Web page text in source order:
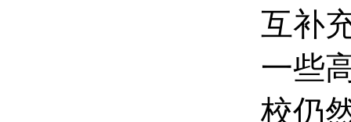
互补
一些
校仍